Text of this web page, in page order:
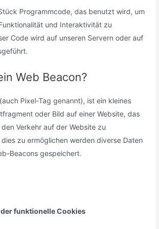
Programmcode, das benutzt wird, um
und Interaktivität zu
Code wird auf unseren Servern oder auf
Web Beacon?
Pixel-Tag genannt), ist ein kleines
oder Bild auf einer Website, das
Verkehr auf der Website zu
zu ermöglichen werden diverse Daten
Beacons gespeichert.
funktionelle Cookies